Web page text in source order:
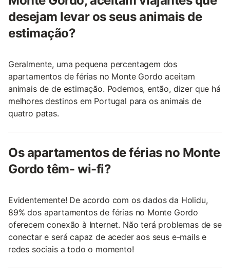
desejam levar os seus animais de
estimação?
Geralmente, uma pequena percentagem dos
apartamentos de férias no Monte Gordo aceitam
animais de de estimação. Podemos, então, dizer que há
melhores destinos em Portugal para os animais de
quatro patas.
Os apartamentos de férias no Monte
Gordo têm- wi-fi?
Evidentemente! De acordo com os dados da Holidu,
89% dos apartamentos de férias no Monte Gordo
oferecem conexão à Internet. Não terá problemas de se
conectar e será capaz de aceder aos seus e-mails e
redes sociais a todo o momento!